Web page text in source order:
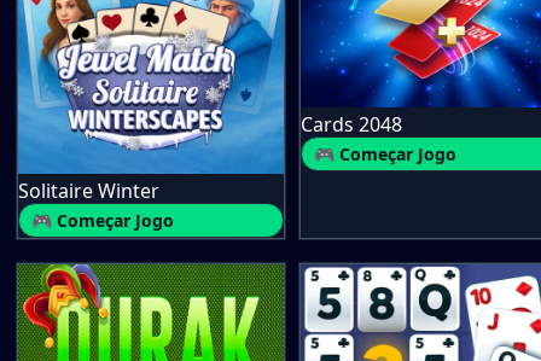
Solitaire Winter
🎮 Começar Jogo
Cards 2048
🎮 Começar Jogo